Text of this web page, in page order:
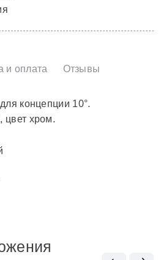
и оплата Отзывы
концепции 10°.
цвет хром.